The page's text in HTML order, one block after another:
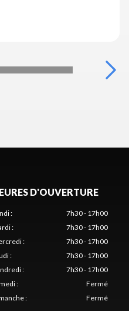
D'OUVERTURE
:
7h30 - 17h00
:
7h30 - 17h00
:
7h30 - 17h00
:
7h30 - 17h00
:
7h30 - 17h00
:
Fermé
: Fermé